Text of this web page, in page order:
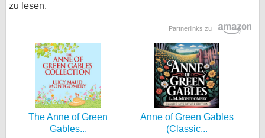
zu lesen.
Partnerlinks zu
The Anne of Green
Gables...
Anne of Green Gables
(Classic...